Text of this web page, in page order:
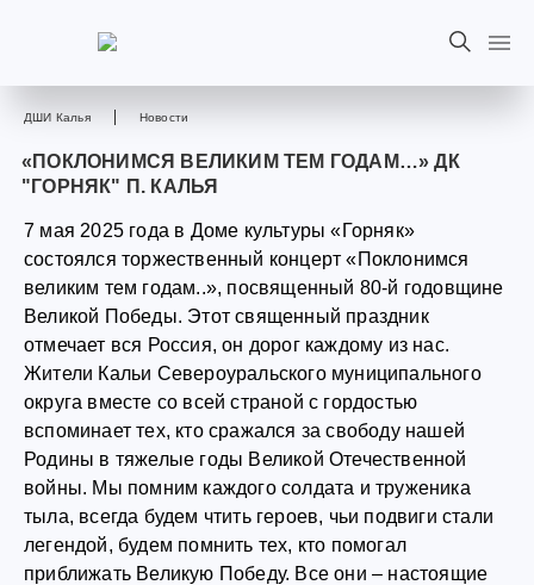
ДШИ Калья Новости
«ПОКЛОНИМСЯ ВЕЛИКИМ ТЕМ ГОДАМ…» ДК
"ГОРНЯК" П. КАЛЬЯ
7 мая 2025 года в Доме культуры «Горняк»
состоялся торжественный концерт «Поклонимся
великим тем годам..», посвященный 80-й годовщине
Великой Победы. Этот священный праздник
отмечает вся Россия, он дорог каждому из нас.
Жители Кальи Североуральского муниципального
округа вместе со всей страной с гордостью
вспоминает тех, кто сражался за свободу нашей
Родины в тяжелые годы Великой Отечественной
войны. Мы помним каждого солдата и труженика
тыла, всегда будем чтить героев, чьи подвиги стали
легендой, будем помнить тех, кто помогал
приближать Великую Победу. Все они – настоящие